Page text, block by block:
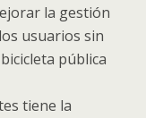
la gestión
usuarios sin
pública
tiene la